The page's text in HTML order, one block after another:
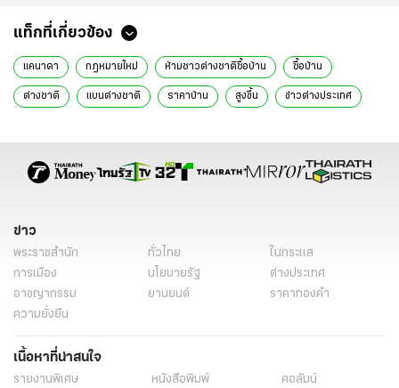
แท็กที่เกี่ยวข้อง
แคนาดา กฎหมายใหม่ ห้ามชาวต่างชาติซื้อบ้าน ซื้อบ้าน
ต่างชาติ แบนต่างชาติ ราคาบ้าน สูงขึ้น ข่าวต่างประเทศ
ข่าว
พระราชสำนัก ทั่วไทย
ในกระแส
การเมือง
นโยบายรัฐ
ต่างประเทศ
อาชญากรรม
ยานยนต์
ราคาทองคำ
ความยั่งยืน
เนื้อหาที่น่าสนใจ
รายงานพิเศษ หนังสือพิมพ์
คอลัมน์